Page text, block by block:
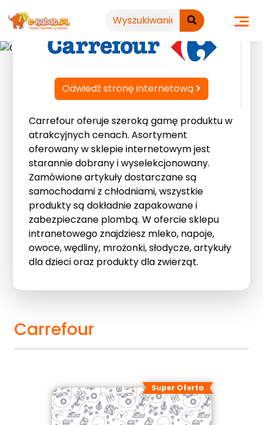
do
treści
Odwiedź stronę internetową
Carrefour oferuje szeroką gamę produktu w
atrakcyjnych cenach. Asortyment
oferowany w sklepie internetowym jest
starannie dobrany i wyselekcjonowany.
Zamówione artykuły dostarczane są
samochodami z chłodniami, wszystkie
produkty są dokładnie zapakowane i
zabezpieczane plombą. W ofercie sklepu
intranetowego znajdziesz mleko, napoje,
owoce, wędliny, mrożonki, słodycze, artykuły
dla dzieci oraz produkty dla zwierząt.
Carrefour
Super Oferta